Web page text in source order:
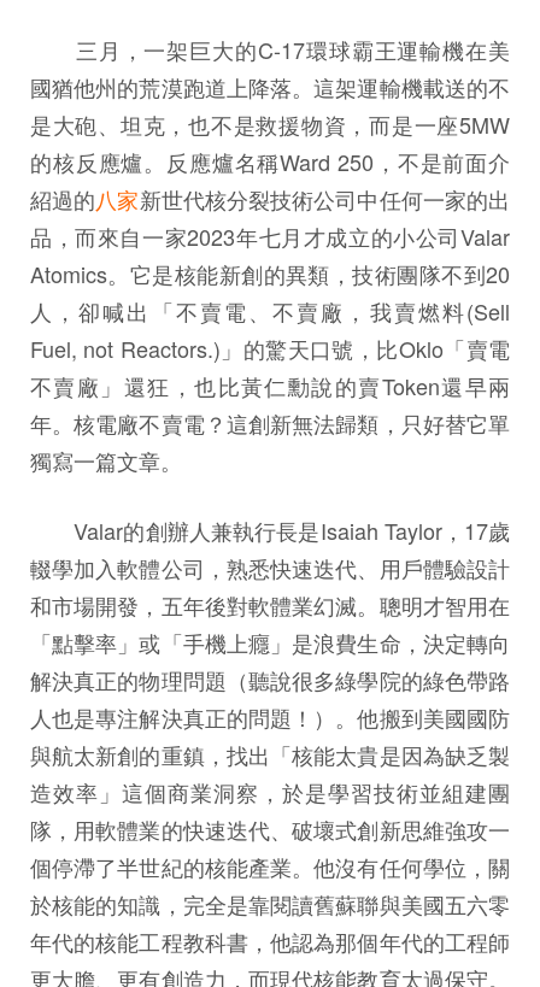
三月，一架巨大的C-17環球霸王運輸機在美
國猶他州的荒漠跑道上降落。這架運輸機載送的不
是大砲、坦克，也不是救援物資，而是一座5MW
的核反應爐。反應爐名稱Ward 250，不是前面介
紹過的八家新世代核分裂技術公司中任何一家的出
品，而來自一家2023年七月才成立的小公司Valar
Atomics。它是核能新創的異類，技術團隊不到20
人，卻喊出「不賣電、不賣廠，我賣燃料(Sell
Fuel, not Reactors.)」的驚天口號，比Oklo「賣電
不賣廠」還狂，也比黃仁勳說的賣Token還早兩
年。核電廠不賣電？這創新無法歸類，只好替它單
獨寫一篇文章。
Valar的創辦人兼執行長是Isaiah Taylor，17歲
輟學加入軟體公司，熟悉快速迭代、用戶體驗設計
和市場開發，五年後對軟體業幻滅。聰明才智用在
「點擊率」或「手機上癮」是浪費生命，決定轉向
解決真正的物理問題（聽說很多綠學院的綠色帶路
人也是專注解決真正的問題！）。他搬到美國國防
與航太新創的重鎮，找出「核能太貴是因為缺乏製
造效率」這個商業洞察，於是學習技術並組建團
隊，用軟體業的快速迭代、破壞式創新思維強攻一
個停滯了半世紀的核能產業。他沒有任何學位，關
於核能的知識，完全是靠閱讀舊蘇聯與美國五六零
年代的核能工程教科書，他認為那個年代的工程師
更大膽、更有創造力，而現代核能教育太過保守。